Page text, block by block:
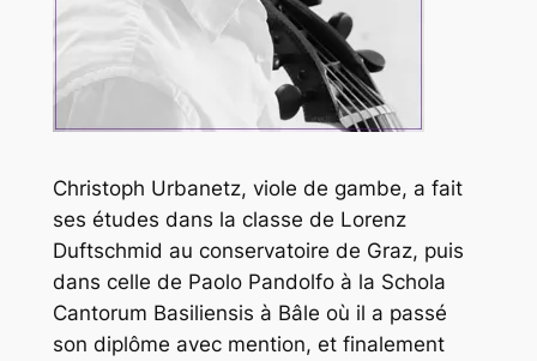
Christoph Urbanetz, viole de gambe, a fait
ses études dans la classe de Lorenz
Duftschmid au conservatoire de Graz, puis
dans celle de Paolo Pandolfo à la Schola
Cantorum Basiliensis à Bâle où il a passé
son diplôme avec mention, et finalement